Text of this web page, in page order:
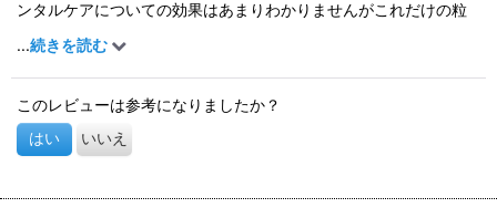
ンタルケアについての効果はあまりわかりませんがこれだけの粒
なので効果を期待しています。
...続きを読む
このレビューは参考になりましたか？
はい いいえ